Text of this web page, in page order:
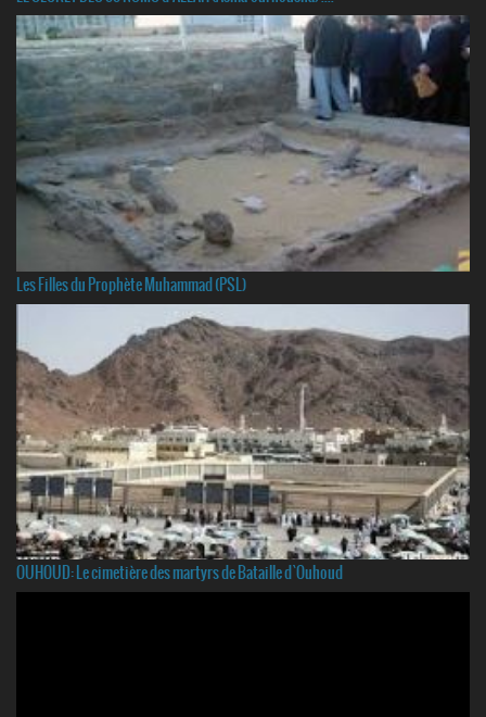
Les Filles du Prophète Muhammad (PSL)
OUHOUD: Le cimetière des martyrs de Bataille d`Ouhoud